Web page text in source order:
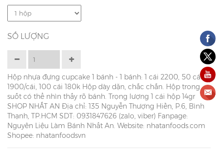
SỐ LƯỢNG
Hộp nhựa đựng cupcake 1 bánh - 1 bánh: 1 cái 2200, 50 cái
1900/cái, 100 cái 180k Hộp dày dặn, chắc chắn. Hộp trong
suốt có thể nhìn thấy rõ bánh. Trọng lượng 1 cái hộp 14gr
SHOP NHẤT AN Địa chỉ: 135 Nguyễn Thượng Hiền, P.6, Bình
Thạnh, TP.HCM SDT: 0931847626 (zalo, viber) Fanpage:
Nguyên Liệu Làm Bánh Nhất An. Website: nhatanfoods.com
Shopee: nhatanfoodsvn